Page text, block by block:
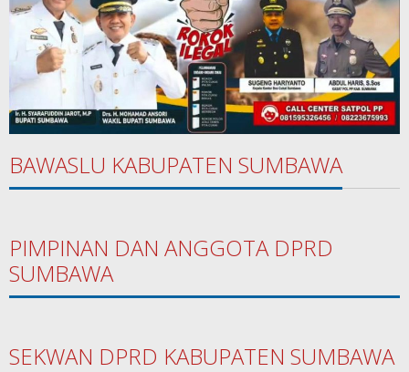
BAWASLU KABUPATEN SUMBAWA
PIMPINAN DAN ANGGOTA DPRD
SUMBAWA
SEKWAN DPRD KABUPATEN SUMBAWA